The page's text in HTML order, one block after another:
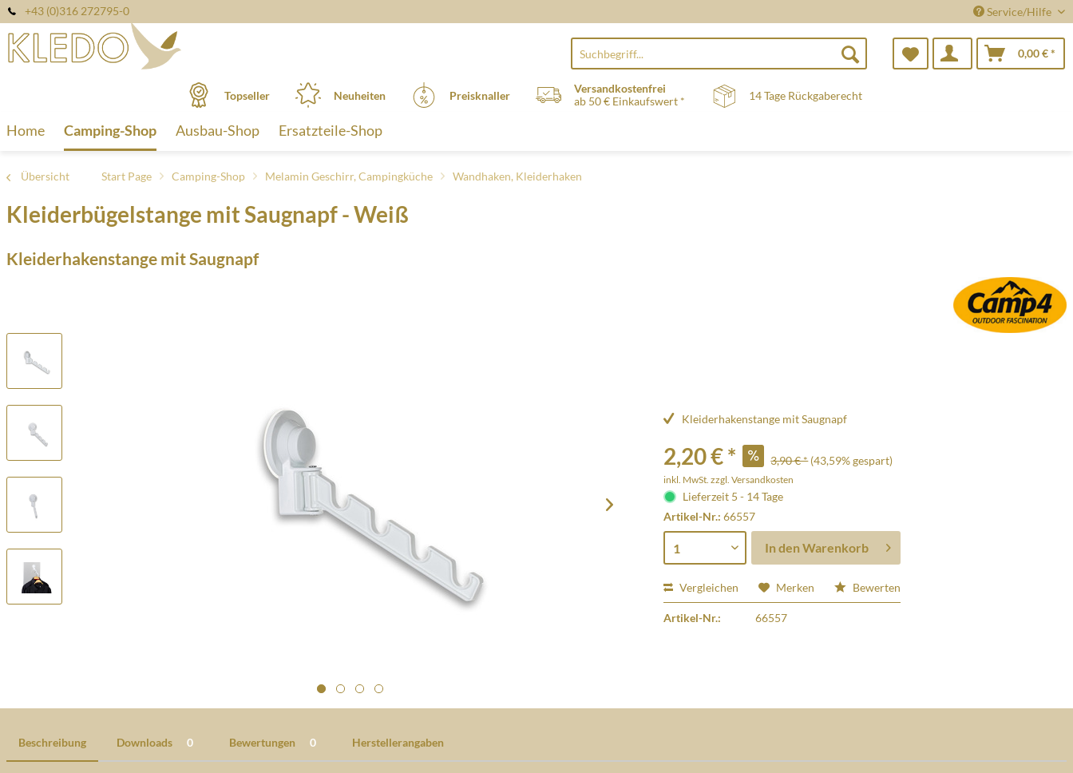
+43 (0)316 272795-0 Service/Hilfe
0,00 € *
Topseller Neuheiten Preisknaller
Versandkostenfrei
ab 50 € Einkaufswert *
14 Tage Rückgaberecht
Home Camping-Shop Ausbau-Shop Ersatzteile-Shop
Übersicht Start Page Camping-Shop Melamin Geschirr, Campingküche Wandhaken, Kleiderhaken
Kleiderbügelstange mit Saugnapf - Weiß
Kleiderhakenstange mit Saugnapf
Kleiderhakenstange mit Saugnapf
2,20 € * 3,90 € * (43,59% gespart)
inkl. MwSt.zzgl. Versandkosten
Lieferzeit 5 - 14 Tage
Artikel-Nr.:66557
In den Warenkorb
Vergleichen Merken Bewerten
Artikel-Nr.: 66557
Beschreibung Downloads 0 Bewertungen 0 Herstellerangaben